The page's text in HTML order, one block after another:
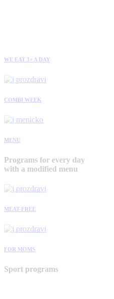
WE EAT 3× A DAY
COMBI WEEK
MENU
Programs for every day
with a modified menu
MEAT-FREE
FOR MOMS
Sport programs